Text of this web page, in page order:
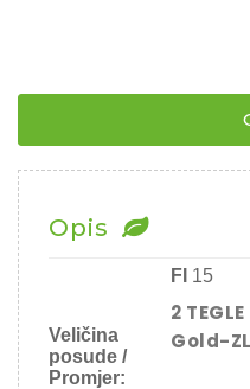
Weiki
-
Zlatni
)
¨
količina
Opis
Veličina
posude /
Promjer:
FI 15
2 TEGLE
Gold-